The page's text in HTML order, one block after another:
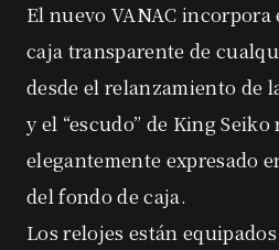
El nuevo VANAC
caja transparente de
desde el relanzamiento de
y el “escudo” de King Seiko
elegantemente expresado
del fondo de caja.
Los relojes están